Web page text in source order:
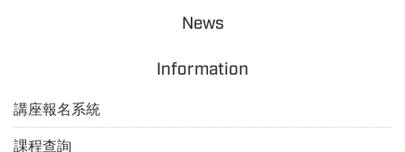
News
Information
講座報名系統
課程查詢